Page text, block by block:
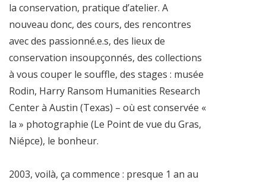
la conservation, pratique d’atelier. A
nouveau donc, des cours, des rencontres
avec des passionné.e.s, des lieux de
conservation insoupçonnés, des collections
à vous couper le souffle, des stages : musée
Rodin, Harry Ransom Humanities Research
Center à Austin (Texas) – où est conservée «
la » photographie (Le Point de vue du Gras,
Niépce), le bonheur.
2003, voilà, ça commence : presque 1 an au